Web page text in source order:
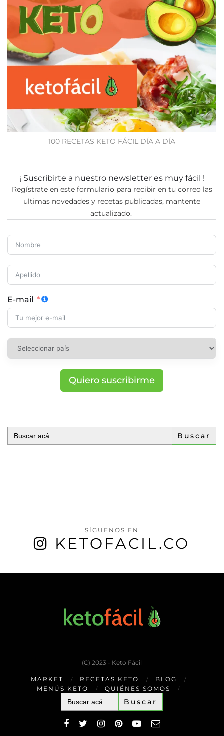
100 RECETAS KETO FÁCIL DÍA A DÍA
¡ Suscribirte a nuestro newsletter es muy fácil !
Regístrate en este formulario para recibir en tu correo las
ultimas novedades y recetas publicadas, mantente
actualizado.
E-mail
Quiero suscribirme
Buscar:
SÍGUENOS EN
KETOFACIL.CO
(C) 2023 - Keto Fácil
MARKET RECETAS KETO
BLOG
MENÚS KETO
QUIÉNES SOMOS
Buscar: